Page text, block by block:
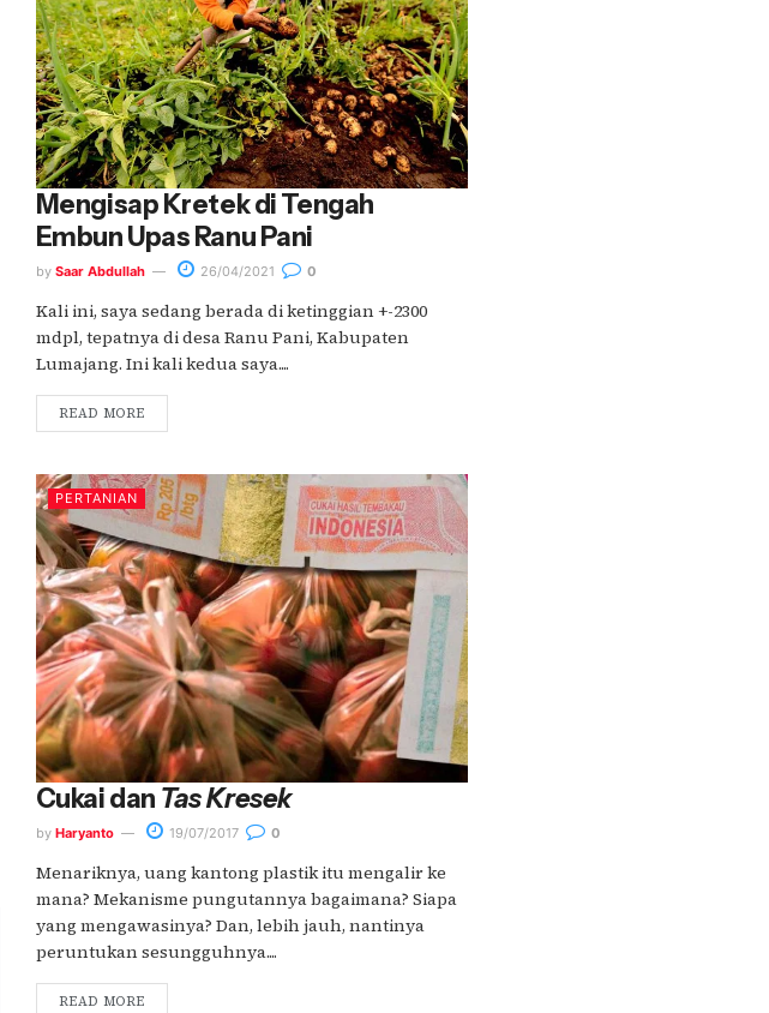
Mengisap Kretek di Tengah
Embun Upas Ranu Pani
by Saar Abdullah 26/04/2021 0
Kali ini, saya sedang berada di ketinggian +-2300
mdpl, tepatnya di desa Ranu Pani, Kabupaten
Lumajang. Ini kali kedua saya....
READ MORE
PERTANIAN
Cukai dan Tas Kresek
by Haryanto 19/07/2017 0
Menariknya, uang kantong plastik itu mengalir ke
mana? Mekanisme pungutannya bagaimana? Siapa
yang mengawasinya? Dan, lebih jauh, nantinya
peruntukan sesungguhnya....
READ MORE